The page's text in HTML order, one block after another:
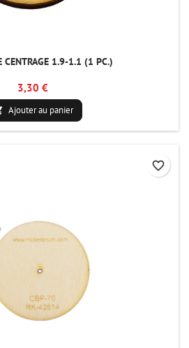
CENTRAGE 1.9-1.1 (1 PC.)
3,30 €
Ajouter au panier
favorite_border